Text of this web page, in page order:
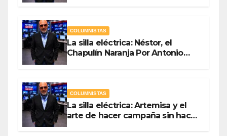
COLUMNISTAS
La silla eléctrica: Néstor, el
Chapulín Naranja Por Antonio
COLUMNISTAS
La silla eléctrica: Artemisa y el
arte de hacer campaña sin hacer